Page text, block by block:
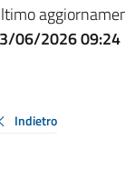
06/2026 09:24
Indietro